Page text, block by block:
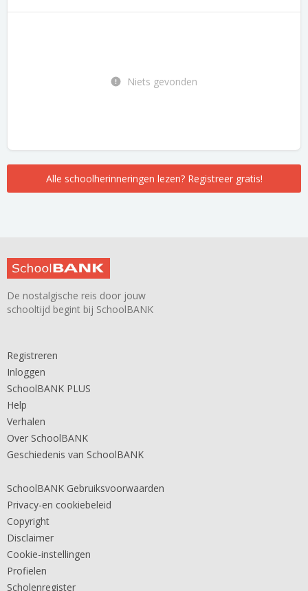
Niets gevonden
Alle schoolherinneringen lezen? Registreer gratis!
De nostalgische reis door jouw
schooltijd begint bij SchoolBANK
Registreren
Inloggen
SchoolBANK PLUS
Help
Verhalen
Over SchoolBANK
Geschiedenis van SchoolBANK
SchoolBANK Gebruiksvoorwaarden
Privacy-en cookiebeleid
Copyright
Disclaimer
Cookie-instellingen
Profielen
Scholenregister